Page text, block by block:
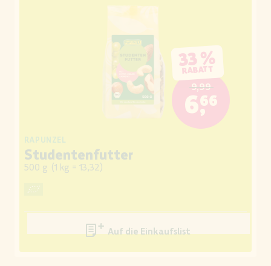
33 %
RABATT
9,99
6,66
RAPUNZEL
Studentenfutter
500 g (1 kg = 13,32)
Auf die Einkaufsliste